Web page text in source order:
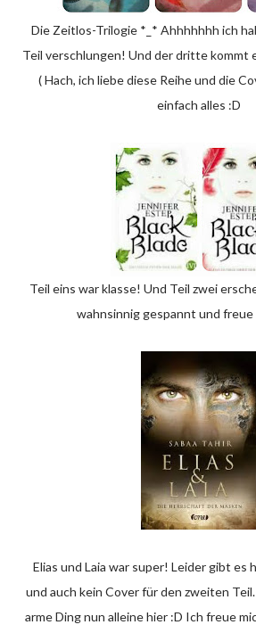
Die Zeitlos-Trilogie *_* Ahhhhhhh ich habe die ersten beiden
Teil verschlungen! Und der dritte kommt
( Hach, ich liebe diese Reihe und die
einfach alles :D
Teil eins war klasse! Und Teil zwei erscheint am 2. Mai. Ich bin
wahnsinnig gespannt und freue
Elias und Laia war super! Leider gibt es hier noch kein Datum
und auch kein Cover für den zweiten
arme Ding nun alleine hier :D Ich freue